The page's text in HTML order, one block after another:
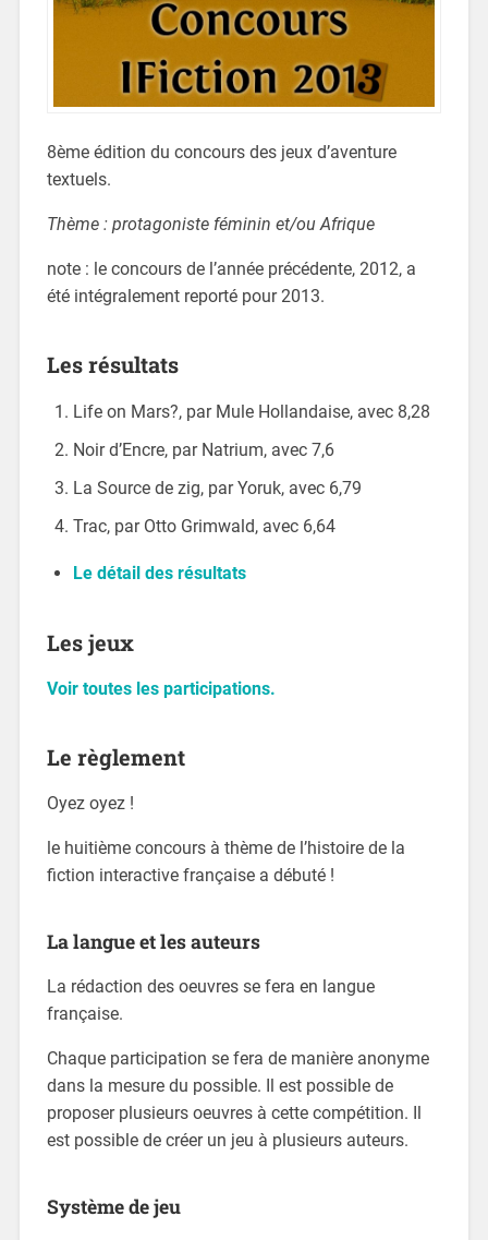
8ème édition du concours des jeux d’aventure
textuels.
Thème : protagoniste féminin et/ou Afrique
note : le concours de l’année précédente, 2012, a
été intégralement reporté pour 2013.
Les résultats
Life on Mars?, par Mule Hollandaise, avec 8,28
Noir d’Encre, par Natrium, avec 7,6
La Source de zig, par Yoruk, avec 6,79
Trac, par Otto Grimwald, avec 6,64
Le détail des résultats
Les jeux
Voir toutes les participations.
Le règlement
Oyez oyez !
le huitième concours à thème de l’histoire de la
fiction interactive française a débuté !
La langue et les auteurs
La rédaction des oeuvres se fera en langue
française.
Chaque participation se fera de manière anonyme
dans la mesure du possible. Il est possible de
proposer plusieurs oeuvres à cette compétition. Il
est possible de créer un jeu à plusieurs auteurs.
Système de jeu